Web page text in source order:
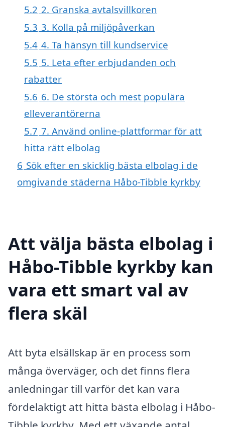
5.2 2. Granska avtalsvillkoren
5.3 3. Kolla på miljöpåverkan
5.4 4. Ta hänsyn till kundservice
5.5 5. Leta efter erbjudanden och
rabatter
5.6 6. De största och mest populära
elleverantörerna
5.7 7. Använd online-plattformar för att
hitta rätt elbolag
6 Sök efter en skicklig bästa elbolag i de
omgivande städerna Håbo-Tibble kyrkby
Att välja bästa elbolag i
Håbo-Tibble kyrkby kan
vara ett smart val av
flera skäl
Att byta elsällskap är en process som
många överväger, och det finns flera
anledningar till varför det kan vara
fördelaktigt att hitta bästa elbolag i Håbo-